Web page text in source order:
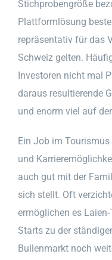
Stichprobengröße
Plattformlösung
repräsentativ für das
Schweiz gelten.
Investoren nicht mal
daraus resultierende
und enorm viel auf
Ein Job im
und
auch gut mit der
sich stellt. Oft
ermöglichen es
Starts zu der
Bullenmarkt noch